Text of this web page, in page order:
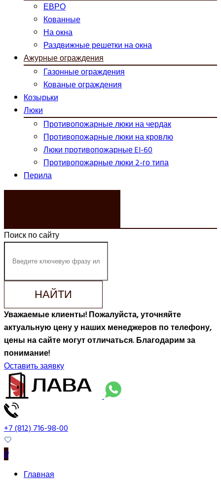
ЕВРО
Кованные
На окна
Раздвижные решетки на окна
Ажурные ограждения
Газонные ограждения
Кованые ограждения
Козырьки
Люки
Противопожарные люки на чердак
Противопожарные люки на кровлю
Люки противопожарные EI-60
Противопожарные люки 2-го типа
Перила
Поиск по сайту
НАЙТИ
Уважаемые клиенты! Пожалуйста, уточняйте
актуальную цену у наших менеджеров по телефону,
цены на сайте могут отличаться. Благодарим за
понимание!
Оставить заявку
+7 (812) 716-98-00
0
Главная